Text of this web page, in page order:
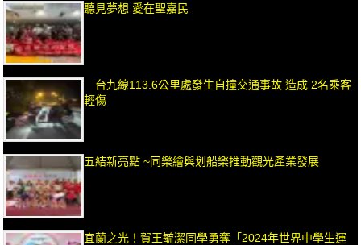
聽見夢想 愛在聖嘉民
台九線113.6公里處發生自撞交通事故 造成 2名乘客
輕傷
五結新亮點 ~同樂繪與划船樂推動觀光產業發展
宜蘭之光！賀王毓潔同學勇奪「2024年世界中學生運